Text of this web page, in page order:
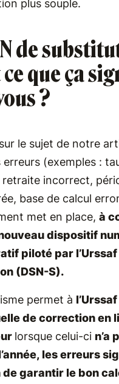
plus souple.
de
que ça
?
le sujet de notre
erreurs (exemples :
incorrect,
base de calcul
met en place, à
dispositif
piloté par l’Urssaf
(DSN-S).
permet à l’Urssaf
de correction en
lorsque celui-ci n’a
les erreurs
de garantir le bon